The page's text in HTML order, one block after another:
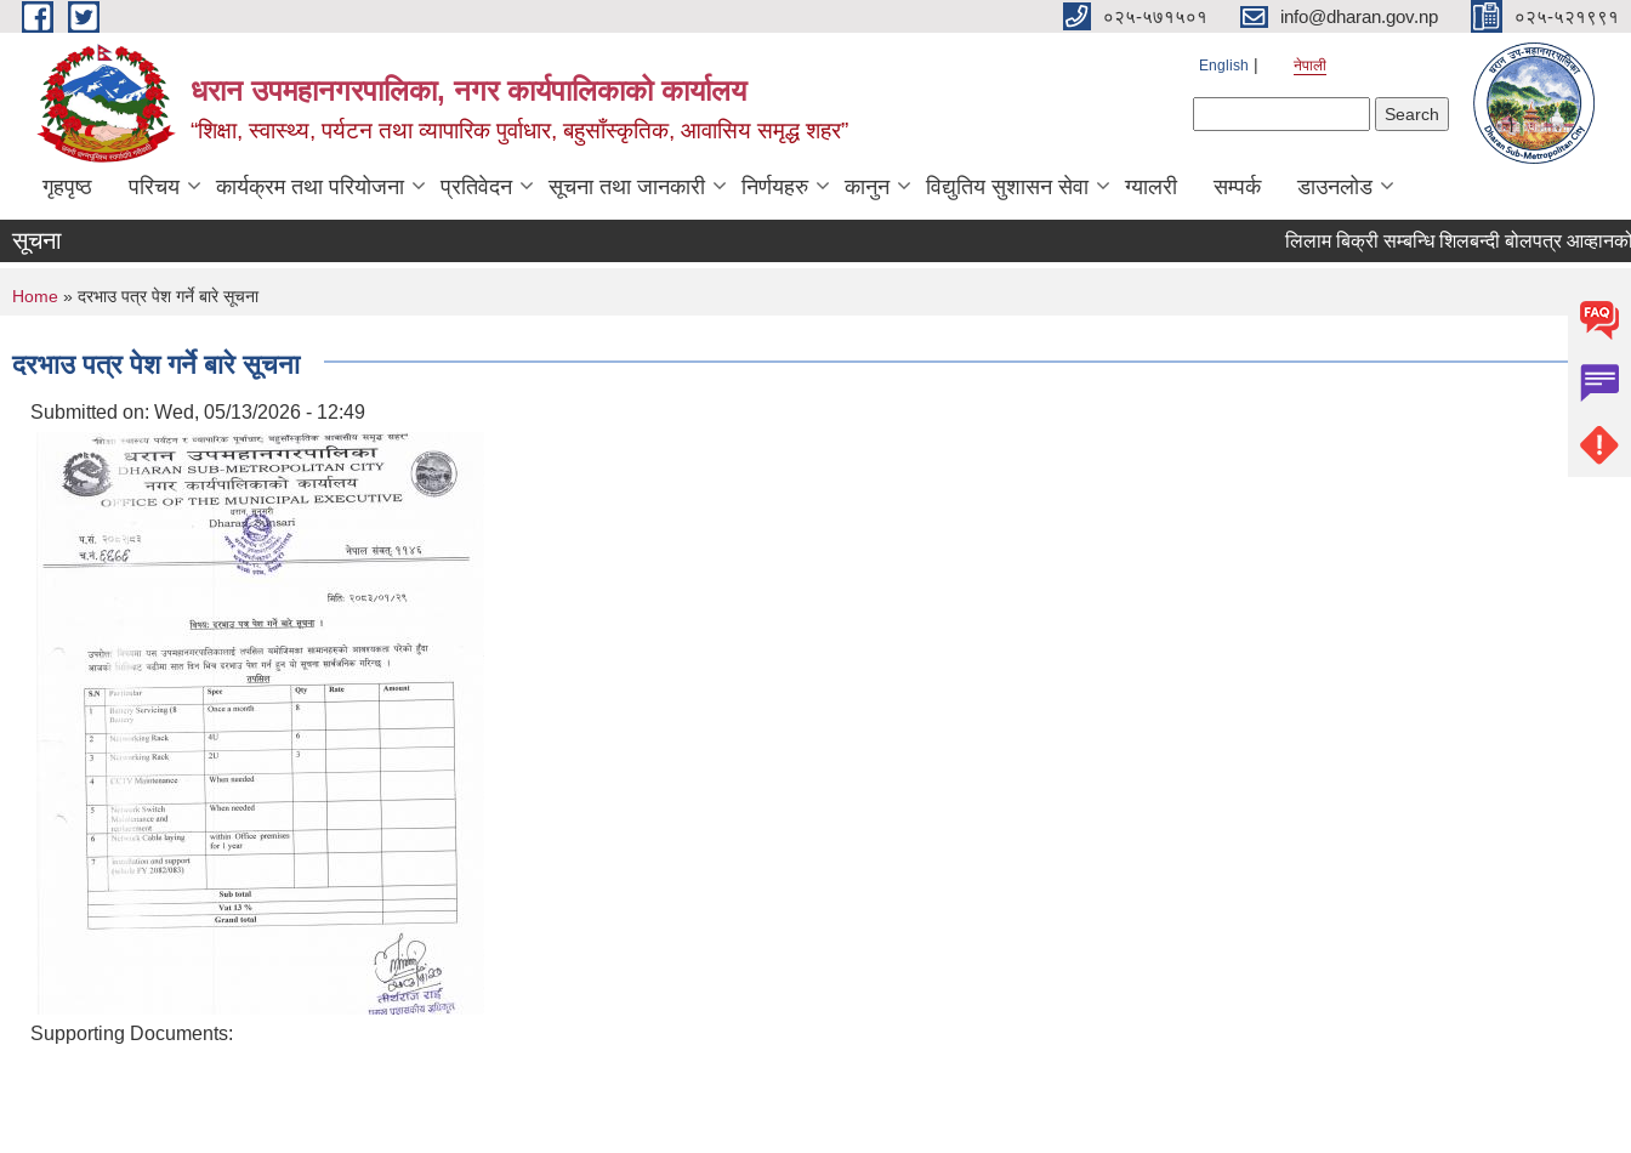
Skip to main content ०२५-५७१५०१ info@dharan.gov.np ०२५-५२१९९१
धरान उपमहानगरपालिका, नगर कार्यपालिकाको कार्यालय
“शिक्षा, स्वास्थ्य, पर्यटन तथा व्यापारिक पुर्वाधार, बहुसाँस्कृतिक, आवासिय समृद्ध शहर”
English नेपाली
गृहपृष्ठ परिचय कार्यक्रम तथा परियोजना प्रतिवेदन सूचना तथा जानकारी निर्णयहरु कानुन विद्युतिय सुशासन सेवा ग्यालरी सम्पर्क डाउनलोड
सूचना लिलाम बिक्री सम्बन्धि शिलबन्दी
You are here
Home » दरभाउ पत्र पेश गर्ने बारे सूचना
दरभाउ पत्र पेश गर्ने बारे सूचना
Submitted on: Wed, 05/13/2026 - 12:49
Supporting Documents: